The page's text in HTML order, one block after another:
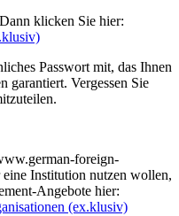
klicken Sie hier:
Passwort mit, das Ihnen
garantiert. Vergessen Sie
foreign-
Institution nutzen wollen,
Angebote hier:
(ex.klusiv)